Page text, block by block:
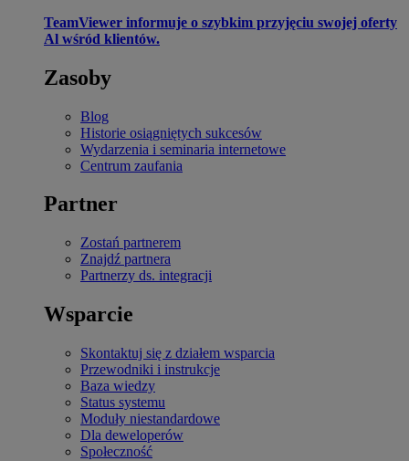
TeamViewer informuje o szybkim przyjęciu swojej oferty
Al wśród klientów.
Zasoby
Blog
Historie osiągniętych sukcesów
Wydarzenia i seminaria internetowe
Centrum zaufania
Partner
Zostań partnerem
Znajdź partnera
Partnerzy ds. integracji
Wsparcie
Skontaktuj się z działem wsparcia
Przewodniki i instrukcje
Baza wiedzy
Status systemu
Moduły niestandardowe
Dla deweloperów
Społeczność